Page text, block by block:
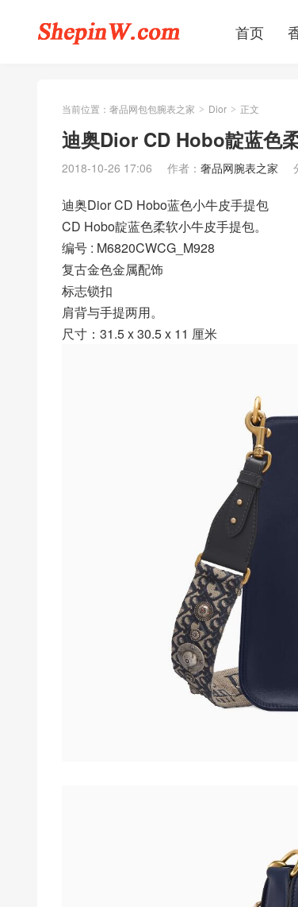
首页
当前位置： 奢品网包包腕表之家 > Dior > 正文
迪奥Dior CD Hobo靛蓝色
2018-10-26 17:06 作者： 奢品网腕表之家
迪奥Dior CD Hobo蓝色小牛皮手提包
CD Hobo靛蓝色柔软小牛皮手提包。
编号 : M6820CWCG_M928
复古金色金属配饰
标志锁扣
肩背与手提两用。
尺寸：31.5 x 30.5 x 11 厘米